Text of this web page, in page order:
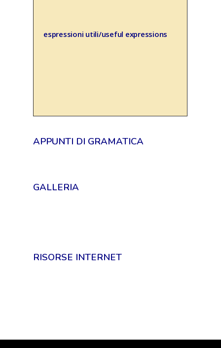
espressioni utili/useful expressions
APPUNTI DI GRAMATICA
GALLERIA
RISORSE INTERNET